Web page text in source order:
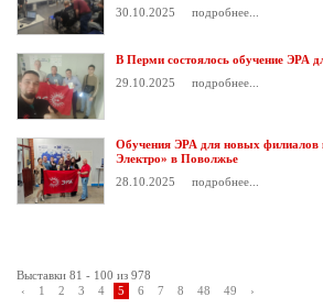
30.10.2025
подробнее...
В Перми состоялось обучение ЭРА
29.10.2025
подробнее...
Обучения ЭРА для новых филиалов
Электро» в Поволжье
28.10.2025
подробнее...
Выставки 81 - 100 из 978
‹
1 2 3 4 5 6 7 8 48 49 ›